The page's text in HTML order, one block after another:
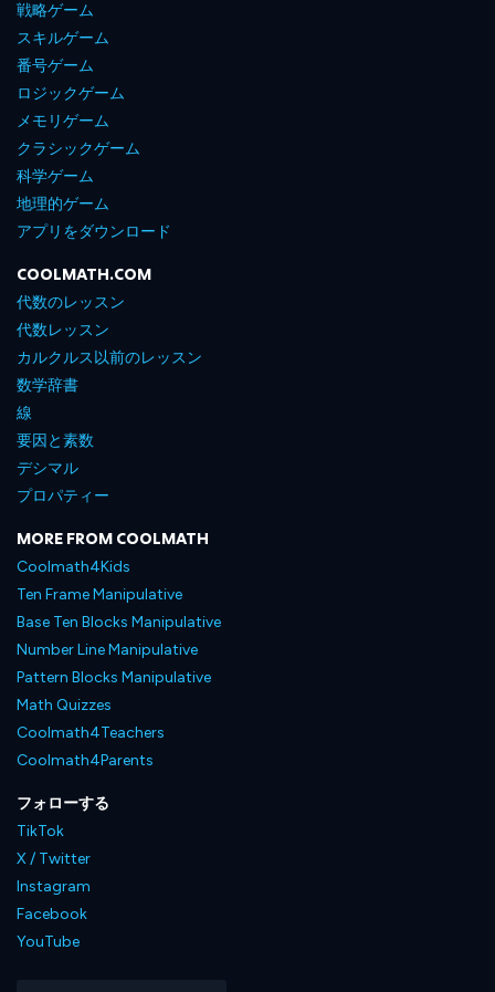
戦略ゲーム
スキルゲーム
番号ゲーム
ロジックゲーム
メモリゲーム
クラシックゲーム
科学ゲーム
地理的ゲーム
アプリをダウンロード
COOLMATH.COM
代数のレッスン
代数レッスン
カルクルス以前のレッスン
数学辞書
線
要因と素数
デシマル
プロパティー
MORE FROM COOLMATH
Coolmath4Kids
Ten Frame Manipulative
Base Ten Blocks Manipulative
Number Line Manipulative
Pattern Blocks Manipulative
Math Quizzes
Coolmath4Teachers
Coolmath4Parents
フォローする
TikTok
X / Twitter
Instagram
Facebook
YouTube